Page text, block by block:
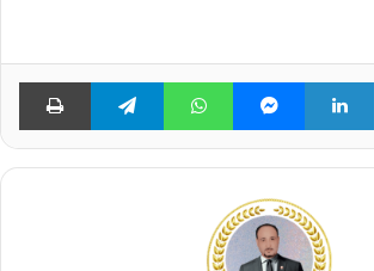
لينكدإن ماسنجر واتساب تيلقرام